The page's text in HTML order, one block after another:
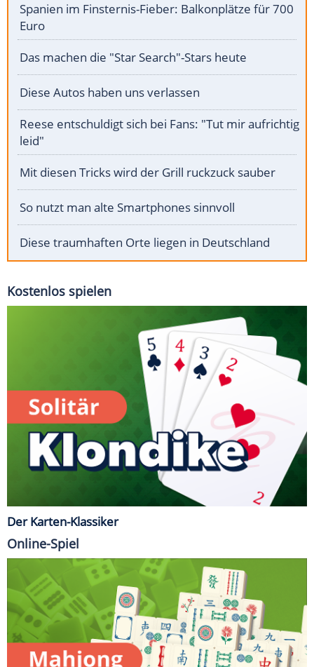
Spanien im Finsternis-Fieber: Balkonplätze für 700
Euro
Das machen die "Star Search"-Stars heute
Diese Autos haben uns verlassen
Reese entschuldigt sich bei Fans: "Tut mir aufrichtig
leid"
Mit diesen Tricks wird der Grill ruckzuck sauber
So nutzt man alte Smartphones sinnvoll
Diese traumhaften Orte liegen in Deutschland
Kostenlos spielen
Der Karten-Klassiker
Online-Spiel